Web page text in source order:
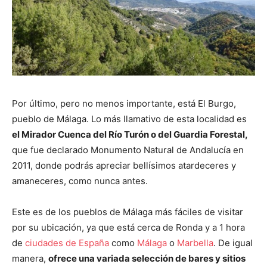
Por último, pero no menos importante, está El Burgo,
pueblo de Málaga. Lo más llamativo de esta localidad es
el Mirador Cuenca del Río Turón o del Guardia Forestal,
que fue declarado Monumento Natural de Andalucía en
2011, donde podrás apreciar bellísimos atardeceres y
amaneceres, como nunca antes.
Este es de los pueblos de Málaga más fáciles de visitar
por su ubicación, ya que está cerca de Ronda y a 1 hora
de ciudades de España como Málaga o Marbella. De igual
manera, ofrece una variada selección de bares y sitios